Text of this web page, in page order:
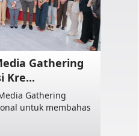
Gathering
Kre...
Gathering
untuk membahas